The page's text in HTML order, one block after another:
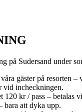
på Sudersand under
gäster på resorten –
vid incheckningen.
120 kr / pass – betalas
bara att dyka upp.